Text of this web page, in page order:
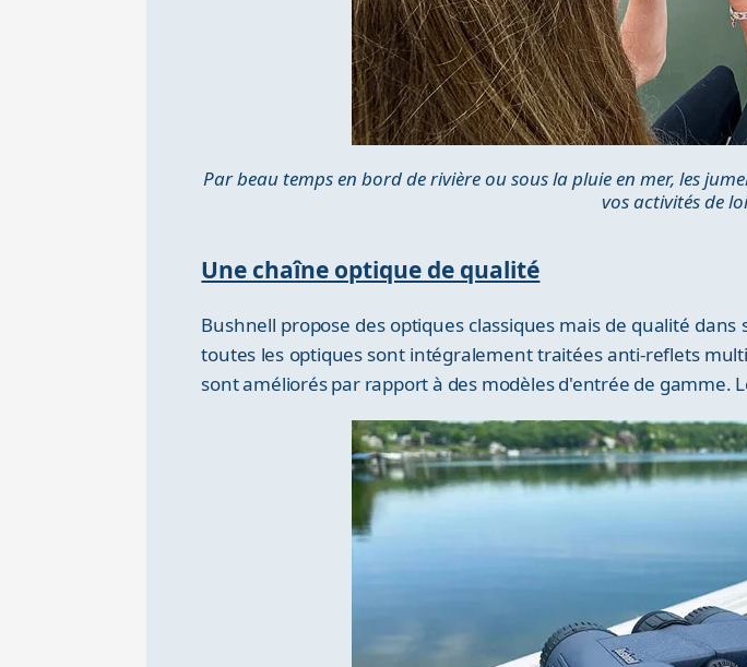
Par beau temps en bord de rivière ou sous la pluie en mer, les
vos activités de
Une chaîne optique de qualité
Bushnell propose des optiques classiques mais de qualité
toutes les optiques sont intégralement traitées anti-reflets
sont améliorés par rapport à des modèles d'entrée de gamme.